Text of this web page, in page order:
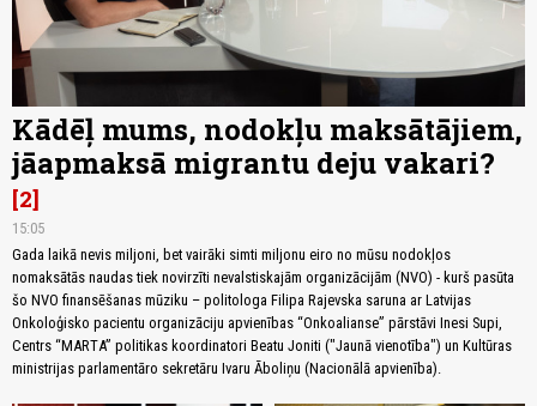
Kādēļ mums, nodokļu maksātājiem,
jāapmaksā migrantu deju vakari?
2
15:05
Gada laikā nevis miljoni, bet vairāki simti miljonu eiro no mūsu nodokļos
nomaksātās naudas tiek novirzīti nevalstiskajām organizācijām (NVO) - kurš pasūta
šo NVO finansēšanas mūziku – politologa Filipa Rajevska saruna ar Latvijas
Onkoloģisko pacientu organizāciju apvienības “Onkoalianse” pārstāvi Inesi Supi,
Centrs “MARTA” politikas koordinatori Beatu Joniti ("Jaunā vienotība") un Kultūras
ministrijas parlamentāro sekretāru Ivaru Āboliņu (Nacionālā apvienība).